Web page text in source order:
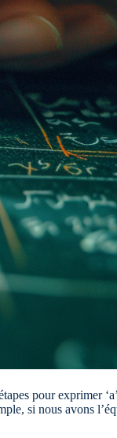
pour exprimer
si nous avons